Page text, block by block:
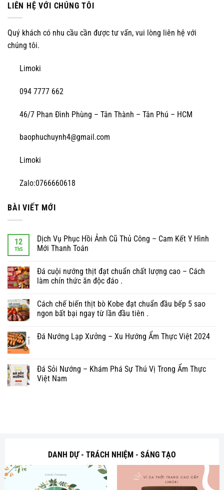
LIÊN HỆ VỚI CHÚNG TÔI
Quý khách có nhu cầu cần được tư vấn, vui lòng liên hệ với
chúng tôi.
Limoki
094 7777 662
46/7 Phan Đình Phùng – Tân Thành – Tân Phú – HCM
baophuchuynh4@gmail.com
Limoki
Zalo:0766660618
BÀI VIẾT MỚI
12
Th5
Dịch Vụ Phục Hồi Ảnh Cũ Thủ Công – Cam Kết Y Hình
Mới Thanh Toán
Đá cuội nướng thịt đạt chuẩn chất lượng cao – Cách
làm chín thức ăn độc đáo .
Cách chế biến thịt bò Kobe đạt chuẩn đầu bếp 5 sao
ngon bất bại ngay từ lần đầu tiên .
Đá Nướng Lạp Xưởng – Xu Hướng Ẩm Thực Việt 2024
Đá Sỏi Nướng – Khám Phá Sự Thú Vị Trong Ẩm Thực
Việt Nam
DANH DỰ - TRÁCH NHIỆM - SÁNG TẠO